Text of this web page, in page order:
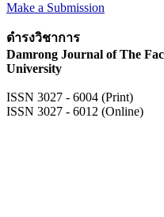
Make a Submission
ดำรงวิชาการ
Damrong Journal of The
University
ISSN 3027 - 6004 (Print)
ISSN 3027 - 6012 (Online)